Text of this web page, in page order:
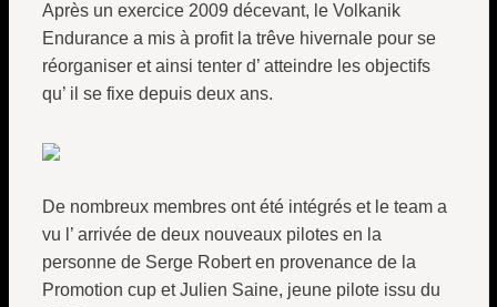
Après un exercice 2009 décevant, le Volkanik
Endurance a mis à profit la trêve hivernale pour se
réorganiser et ainsi tenter d’ atteindre les objectifs
qu’ il se fixe depuis deux ans.
De nombreux membres ont été intégrés et le team a
vu l’ arrivée de deux nouveaux pilotes en la
personne de Serge Robert en provenance de la
Promotion cup et Julien Saine, jeune pilote issu du